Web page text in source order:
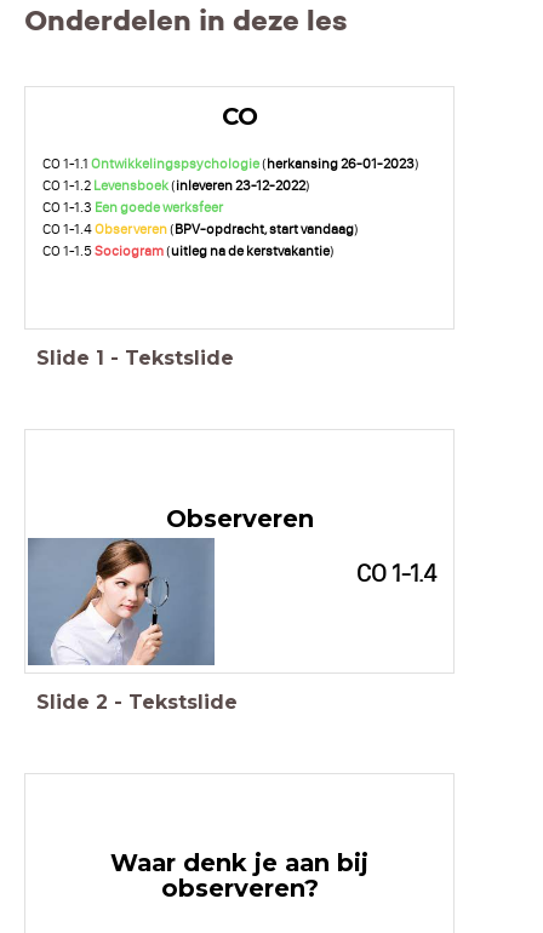
Onderdelen in deze les
CO
CO 1-1.1 Ontwikkelingspsychologie(herkansing 26-01-2023)
CO 1-1.2 Levensboek(inleveren 23-12-2022)
CO 1-1.3 Een goede werksfeer
CO 1-1.4Observeren(BPV-opdracht, start vandaag)
CO 1-1.5Sociogram(uitleg na de kerstvakantie)
Slide 1 - Tekstslide
Observeren
CO 1-1.4
Slide 2 - Tekstslide
Waar denk je aan bij
observeren?